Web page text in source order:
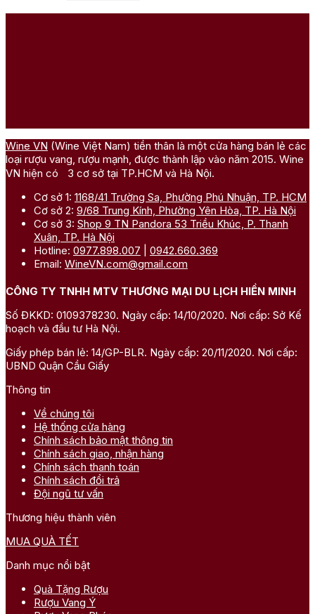
Wine VN (Wine Việt Nam) tiền thân là một cửa hàng bán lẻ các
loại rượu vang, rượu mạnh, được thành lập vào năm 2015. Wine
VN hiện có 3 cơ sở tại TP.HCM và Hà Nội.
Cơ sở 1: 1168/41 Trường Sa, Phường Phú Nhuận, TP. HCM
Cơ sở 2: 9/68 Trung Kính, Phường Yên Hòa, TP. Hà Nội
Cơ sở 3: Shop 9 TN Pandora 53 Triều Khúc, P. Thanh
Xuân, TP. Hà Nội
Hotline: 0977.898.007
0942.660.369
Email: WineVN.com@gmail.com
CÔNG TY TNHH MTV THƯƠNG MẠI DU LỊCH HIỀN MINH
Số ĐKKD: 0109378230. Ngày cấp: 14/10/2020. Nơi cấp: Sở Kế
hoạch và đầu tư Hà Nội.
Giấy phép bán lẻ: 14/GP-BLR. Ngày cấp: 20/11/2020. Nơi cấp:
UBND Quận Cầu Giấy
Thông tin
Về chúng tôi
Hệ thống cửa hàng
Chính sách bảo mật thông tin
Chính sách giao, nhận hàng
Chính sách thanh toán
Chính sách đổi trả
Đội ngũ tư vấn
Thương hiệu thành viên
MUA QUÀ TẾT
Danh mục nổi bật
Quà Tặng Rượu
Rượu Vang Ý